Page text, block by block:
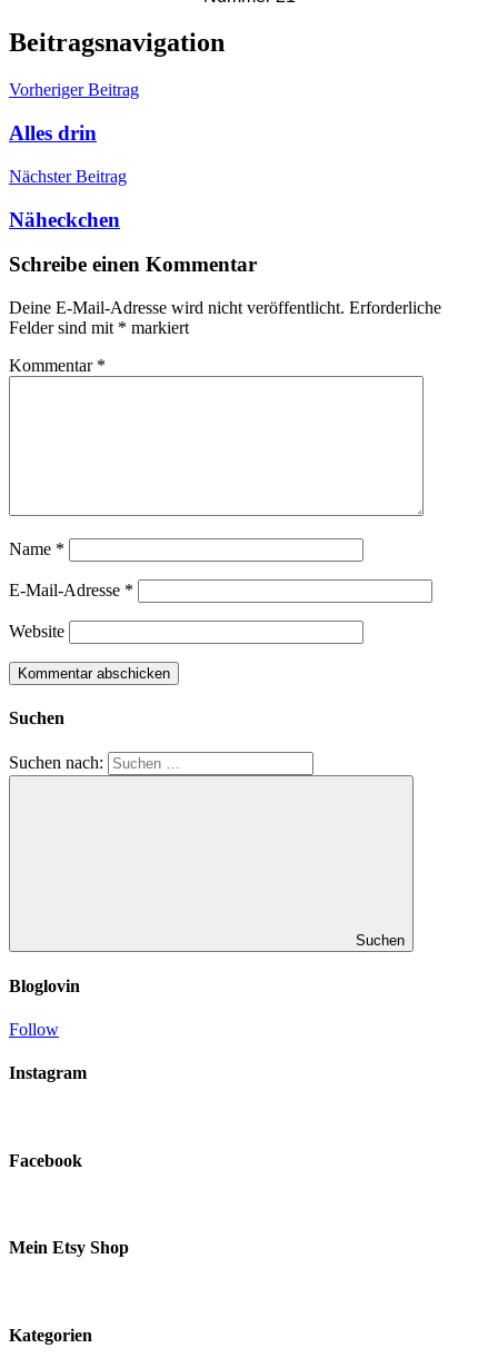
Beitragsnavigation
Vorheriger Beitrag
Alles drin
Nächster Beitrag
Näheckchen
Schreibe einen Kommentar
Deine E-Mail-Adresse wird nicht veröffentlicht. Erforderliche
Felder sind mit * markiert
Kommentar *
Name *
E-Mail-Adresse *
Website
Suchen
Suchen nach:
Suchen
Bloglovin
Follow
Instagram
Facebook
Mein Etsy Shop
Kategorien